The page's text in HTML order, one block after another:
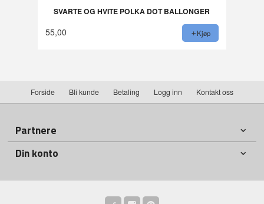
SVARTE OG HVITE POLKA DOT BALLONGER
55,00 Kjøp
Forside Bli kunde Betaling Logg inn Kontakt oss
Partnere
Din konto